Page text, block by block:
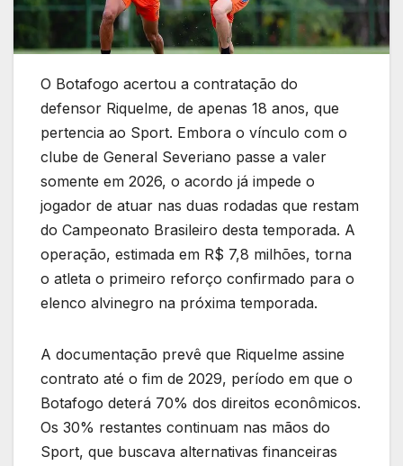
O Botafogo acertou a contratação do
defensor Riquelme, de apenas 18 anos, que
pertencia ao Sport. Embora o vínculo com o
clube de General Severiano passe a valer
somente em 2026, o acordo já impede o
jogador de atuar nas duas rodadas que restam
do Campeonato Brasileiro desta temporada. A
operação, estimada em R$ 7,8 milhões, torna
o atleta o primeiro reforço confirmado para o
elenco alvinegro na próxima temporada.
A documentação prevê que Riquelme assine
contrato até o fim de 2029, período em que o
Botafogo deterá 70% dos direitos econômicos.
Os 30% restantes continuam nas mãos do
Sport, que buscava alternativas financeiras